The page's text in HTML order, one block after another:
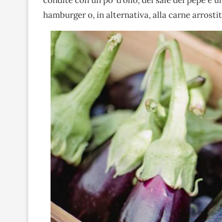
hamburger o, in alternativa, alla carne